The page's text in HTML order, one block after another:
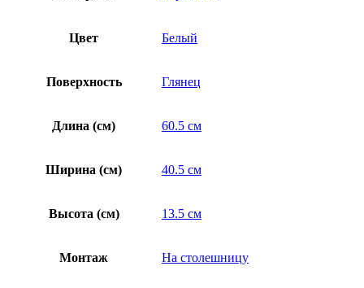
Цвет Белый
Поверхность Глянец
Длина (см) 60.5 см
Ширина (см) 40.5 см
Высота (см) 13.5 см
Монтаж На столешницу